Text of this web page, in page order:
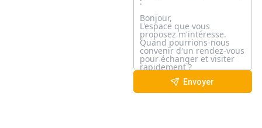
Envoyer